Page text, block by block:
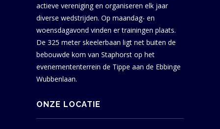
actieve vereniging en organiseren elk jaar
diverse wedstrijden. Op maandag- en
woensdagavond vinden er trainingen plaats.
De 325 meter skeelerbaan ligt net buiten de
bebouwde kom van Staphorst op het
evenemententerrein de Tippe aan de Ebbinge
Wubbenlaan.
ONZE LOCATIE